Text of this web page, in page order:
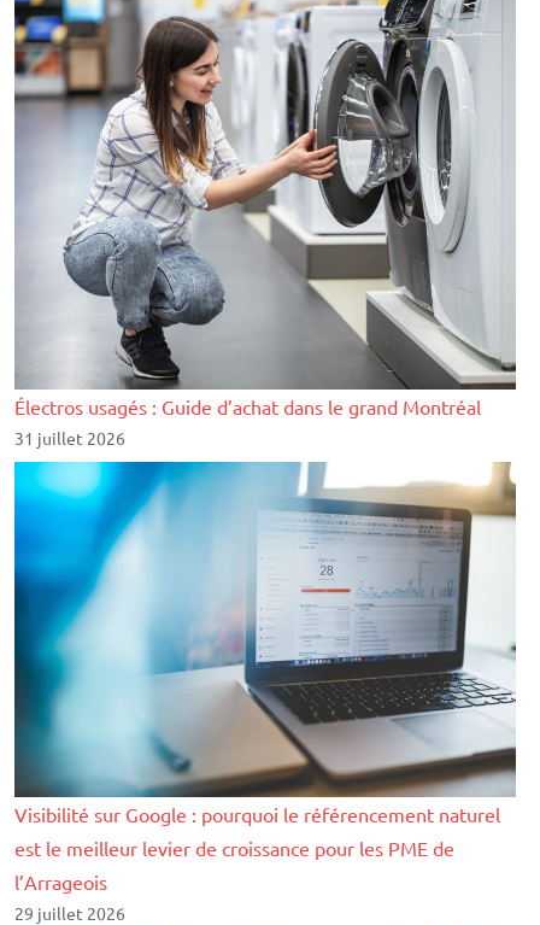
Électros usagés : Guide d’achat dans le grand Montréal
31 juillet 2026
Visibilité sur Google : pourquoi le référencement naturel
est le meilleur levier de croissance pour les PME de
l’Arrageois
29 juillet 2026